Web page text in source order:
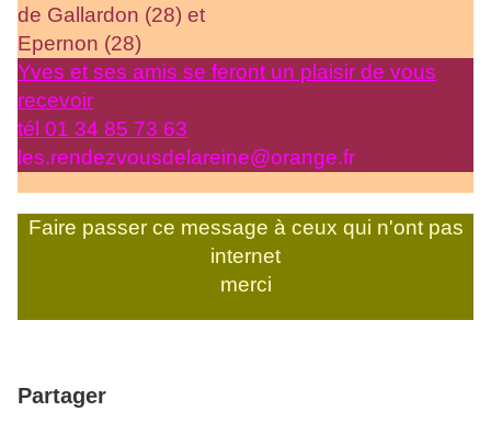
de Gallardon (28) et
Epernon (28)
Yves et ses amis se feront un plaisir de vous
recevoir
tél 01 34 85 73 63
les.rendezvousdelareine@orange.fr
Faire passer ce message à ceux qui n'ont pas
internet
merci
Partager